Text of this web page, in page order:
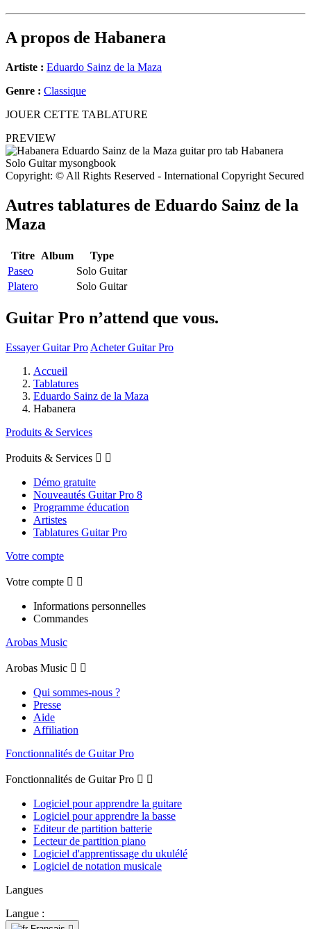
A propos de Habanera
Artiste : Eduardo Sainz de la Maza
Genre : Classique
JOUER CETTE TABLATURE
PREVIEW
Copyright: © All Rights Reserved - International Copyright Secured
Autres tablatures de Eduardo Sainz de la
Maza
Titre Album
Type
Paseo
Solo Guitar
Platero
Solo Guitar
Guitar Pro n’attend que vous.
Essayer Guitar Pro Acheter Guitar Pro
Accueil
Tablatures
Eduardo Sainz de la Maza
Habanera
Produits & Services
Produits & Services  
Démo gratuite
Nouveautés Guitar Pro 8
Programme éducation
Artistes
Tablatures Guitar Pro
Votre compte
Votre compte  
Informations personnelles
Commandes
Arobas Music
Arobas Music  
Qui sommes-nous ?
Presse
Aide
Affiliation
Fonctionnalités de Guitar Pro
Fonctionnalités de Guitar Pro  
Logiciel pour apprendre la guitare
Logiciel pour apprendre la basse
Editeur de partition batterie
Lecteur de partition piano
Logiciel d'apprentissage du ukulélé
Logiciel de notation musicale
Langues
Langue :